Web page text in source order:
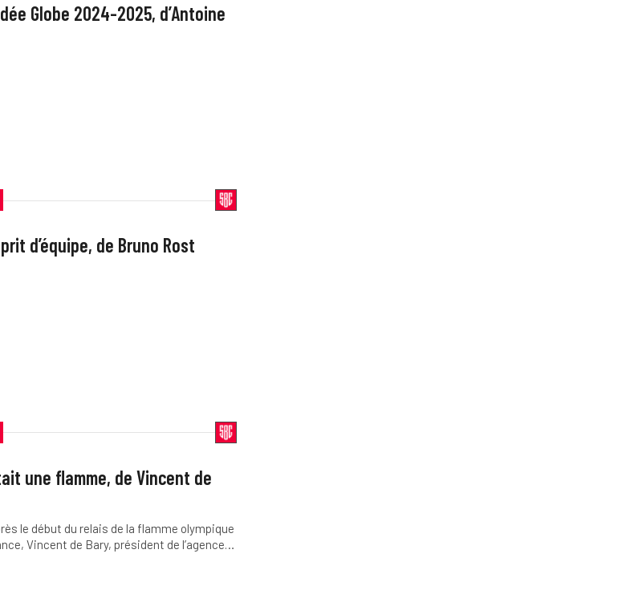
Globe 2024-2025, d’Antoine
d’équipe, de Bruno Rost
une flamme, de Vincent de
le début du relais de la flamme olympique
Vincent de Bary, président de l’agence…